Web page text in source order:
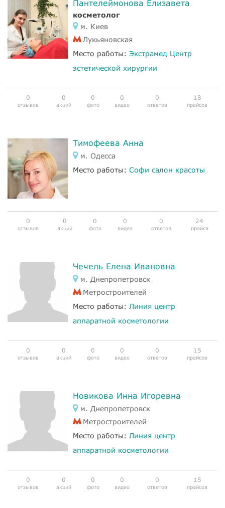
Пантелеймонова Елизавета
косметолог
м. Киев
Лукьяновская
Место работы: Экстрамед Центр
эстетической хирургии
0
отзывов
0
акций
0
фото
0
видео
0
ответов
18
прайсов
Тимофеева Анна
м. Одесса
Место работы: Софи салон красоты
0
отзывов
0
акций
0
фото
0
видео
0
ответов
24
прайса
Чечель Елена Ивановна
м. Днепропетровск
Метростроителей
Место работы: Линия центр
аппаратной косметологии
0
отзывов
0
акций
0
фото
0
видео
0
ответов
15
прайсов
Новикова Инна Игоревна
м. Днепропетровск
Метростроителей
Место работы: Линия центр
аппаратной косметологии
0
отзывов
0
акций
0
фото
0
видео
0
ответов
15
прайсов